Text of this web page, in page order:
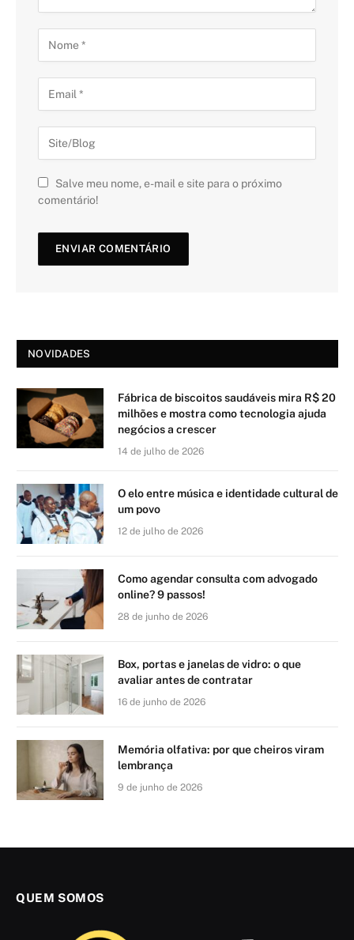
Salve meu nome, e-mail e site para o próximo
comentário!
NOVIDADES
Fábrica de biscoitos saudáveis mira R$ 20
milhões e mostra como tecnologia ajuda
negócios a crescer
14 de julho de 2026
O elo entre música e identidade cultural de
um povo
12 de julho de 2026
Como agendar consulta com advogado
online? 9 passos!
28 de junho de 2026
Box, portas e janelas de vidro: o que
avaliar antes de contratar
16 de junho de 2026
Memória olfativa: por que cheiros viram
lembrança
9 de junho de 2026
QUEM SOMOS